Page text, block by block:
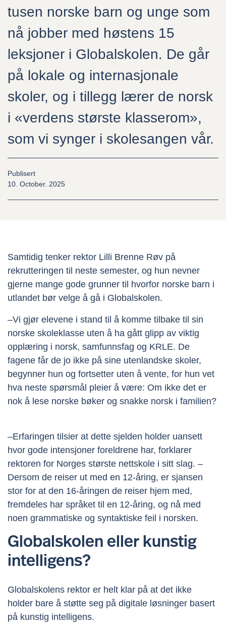
Globalskolen
Om oss
Nyheter
Kontakt oss
Ansatte
tusen norske barn og unge som
nå jobber med høstens 15
leksjoner i Globalskolen. De går
på lokale og internasjonale
skoler, og i tillegg lærer de norsk
i «verdens største klasserom»,
som vi synger i skolesangen vår.
Publisert
10. October. 2025
Samtidig tenker rektor Lilli Brenne Røv på
rekrutteringen til neste semester, og hun nevner
gjerne mange gode grunner til hvorfor norske barn i
utlandet bør velge å gå i Globalskolen.
–Vi gjør elevene i stand til å komme tilbake til sin
norske skoleklasse uten å ha gått glipp av viktig
opplæring i norsk, samfunnsfag og KRLE. De
fagene får de jo ikke på sine utenlandske skoler,
begynner hun og fortsetter uten å vente, for hun vet
hva neste spørsmål pleier å være: Om ikke det er
nok å lese norske bøker og snakke norsk i familien?
–Erfaringen tilsier at dette sjelden holder uansett
hvor gode intensjoner foreldrene har, forklarer
rektoren for Norges største nettskole i sitt slag. –
Dersom de reiser ut med en 12-åring, er sjansen
stor for at den 16-åringen de reiser hjem med,
fremdeles har språket til en 12-åring, og nå med
noen grammatiske og syntaktiske feil i norsken.
Globalskolen eller kunstig
intelligens?
Globalskolens rektor er helt klar på at det ikke
holder bare å støtte seg på digitale løsninger basert
på kunstig intelligens.